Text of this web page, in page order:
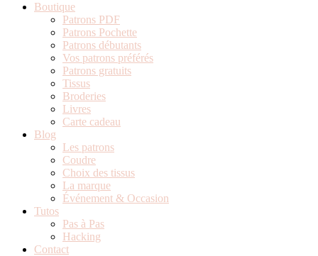
Boutique
Patrons PDF
Patrons Pochette
Patrons débutants
Vos patrons préférés
Patrons gratuits
Tissus
Broderies
Livres
Carte cadeau
Blog
Les patrons
Coudre
Choix des tissus
La marque
Événement & Occasion
Tutos
Pas à Pas
Hacking
Contact